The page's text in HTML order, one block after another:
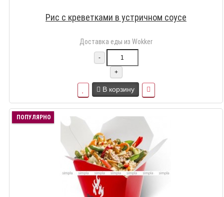
Рис с креветками в устричном соусе
Доставка еды из Wokker
-
+
В корзину
ПОПУЛЯРНО